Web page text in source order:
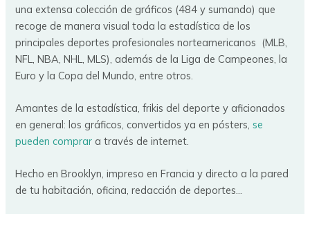
una extensa colección de gráficos (484 y sumando) que
recoge de manera visual toda la estadística de los
principales deportes profesionales norteamericanos (MLB,
NFL, NBA, NHL, MLS), además de la Liga de Campeones, la
Euro y la Copa del Mundo, entre otros.
Amantes de la estadística, frikis del deporte y aficionados
en general: los gráficos, convertidos ya en pósters,se
pueden comprar a través de internet.
Hecho en Brooklyn, impreso en Francia y directo a la pared
de tu habitación, oficina, redacción de deportes…